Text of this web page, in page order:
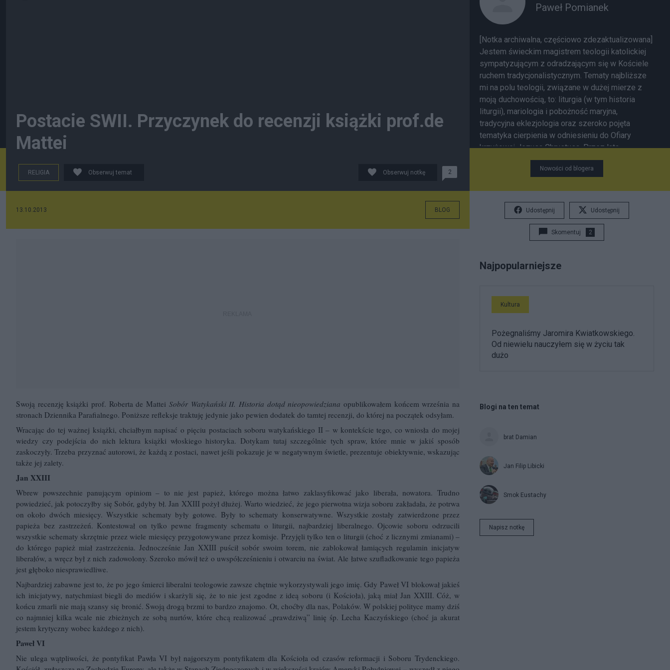
Postacie SWII. Przyczynek do recenzji książki prof.de
Mattei
RELIGIA Obserwuj temat Obserwuj notkę 2
13.10.2013 BLOG
Swoją recenzję książki prof. Roberta de Mattei Sobór Watykański II. Historia dotąd nieopowiedziana opublikowałem końcem września na
stronach Dziennika Parafialnego. Poniższe refleksje traktuję jedynie jako pewien dodatek do tamtej recenzji, do której na początek odsyłam.
Wracając do tej ważnej książki, chciałbym napisać o pięciu postaciach soboru watykańskiego II – w kontekście tego, co wniosła do mojej
wiedzy czy podejścia do nich lektura książki włoskiego historyka. Dotykam tutaj szczególnie tych spraw, które mnie w jakiś sposób
zaskoczyły. Trzeba przyznać autorowi, że każdą z postaci, nawet jeśli pokazuje je w negatywnym świetle, prezentuje obiektywnie, wskazując
także jej zalety.
Jan XXIII
Wbrew powszechnie panującym opiniom – to nie jest papież, którego można łatwo zaklasyfikować jako liberała, nowatora. Trudno
powiedzieć, jak potoczyłby się Sobór, gdyby bł. Jan XXIII pożył dłużej. Warto wiedzieć, że jego pierwotna wizja soboru zakładała, że potrwa
on około dwóch miesięcy. Wszystkie schematy były gotowe. Były to schematy konserwatywne. Wszystkie zostały zatwierdzone przez
papieża bez zastrzeżeń. Kontestował on tylko pewne fragmenty schematu o liturgii, najbardziej liberalnego. Ojcowie soboru odrzucili
wszystkie schematy skrzętnie przez wiele miesięcy przygotowywane przez komisje. Przyjęli tylko ten o liturgii (choć z licznymi zmianami) –
do którego papież miał zastrzeżenia. Jednocześnie Jan XXIII puścił sobór swoim torem, nie zablokował łamiących regulamin inicjatyw
liberałów, a wręcz był z nich zadowolony. Szeroko mówił też o uwspółcześnieniu i otwarciu na świat. Ale łatwe szufladkowanie tego papieża
jest głęboko niesprawiedliwe.
Najbardziej zabawne jest to, że po jego śmierci liberalni teologowie zawsze chętnie wykorzystywali jego imię. Gdy Paweł VI blokował jakieś
ich inicjatywy, natychmiast biegli do mediów i skarżyli się, że to nie jest zgodne z ideą soboru (i Kościoła), jaką miał Jan XXIII. Cóż, w
końcu zmarli nie mają szansy się bronić. Swoją drogą brzmi to bardzo znajomo. Ot, choćby dla nas, Polaków. W polskiej polityce mamy dziś
co najmniej kilka wcale nie zbieżnych ze sobą nurtów, które chcą realizować „prawdziwą” linię śp. Lecha Kaczyńskiego (choć ja akurat
jestem krytyczny wobec każdego z nich).
Paweł VI
Nie ulega wątpliwości, że pontyfikat Pawła VI był najgorszym pontyfikatem dla Kościoła od czasów reformacji i Soboru Trydenckiego.
Paweł Pomianek
[Notka archiwalna, częściowo zdezaktualizowana]
Jestem świeckim magistrem teologii katolickiej
sympatyzującym z odradzającym się w Kościele
ruchem tradycjonalistycznym. Tematy najbliższe
mi na polu teologii, związane w dużej mierze z
moją duchowością, to: liturgia (w tym historia
liturgii), mariologia i pobożność maryjna,
tradycyjna eklezjologia oraz szeroko pojęta
tematyka cierpienia w odniesieniu do Ofiary
krzyżowej Jezusa Chrystusa. Przez lata
zajmowałem się także relacją przesądów do
wiary katolickiej. W życiu zawodowym zajmuję się
stronę z poradami językowymi, którą wraz ze
współpracownikami prowadzę pod adresem
JęzykoweDylematy.pl. Ponadto współpracujemy z
DziennikParafialny.pl. Moje publikacje
internetowych oraz czasopismach.
Nowości od blogera
Udostępnij Udostępnij
Skomentuj 2
Najpopularniejsze
Kultura
Pożegnaliśmy Jaromira Kwiatkowskiego.
Od niewielu nauczyłem się w życiu tak
dużo
Blogi na ten temat
brat Damian
Jan Filip Libicki
Smok Eustachy
Napisz notkę